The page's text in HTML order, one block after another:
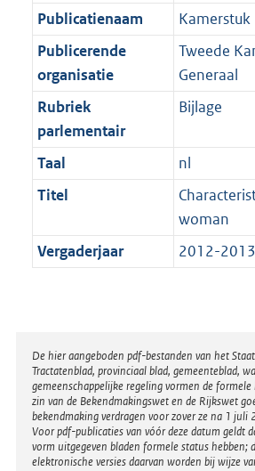
r
m
a
a
t
:
1
K
b
e
:
K
Publicatienaam
Kamerstuk
Publicerende
organisatie
Tweede
Generaal
Rubriek
parlementair
Bijlage
Taal
nl
Titel
woman
Vergaderjaar
2012-2013
Disclaimer
De hier aangeboden pdf-bestanden van het
Tractatenblad, provinciaal blad, gemeenteblad,
gemeenschappelijke regeling vormen de
zin van de Bekendmakingswet en de Rijkswet
bekendmaking verdragen voor zover ze na 1 juli
Voor pdf-publicaties van vóór deze datum geldt
vorm uitgegeven bladen formele status hebben;
elektronische versies daarvan worden bij wijze